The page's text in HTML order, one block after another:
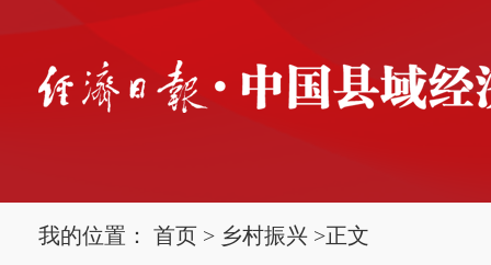
我的位置： 首页 > 乡村振兴 >正文